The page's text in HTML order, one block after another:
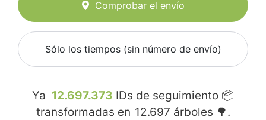
Comprobar el envío
Sólo los tiempos (sin número de envío)
Ya 12.697.373 IDs de seguimiento 📦
transformadas en 12.697 árboles 🌳.